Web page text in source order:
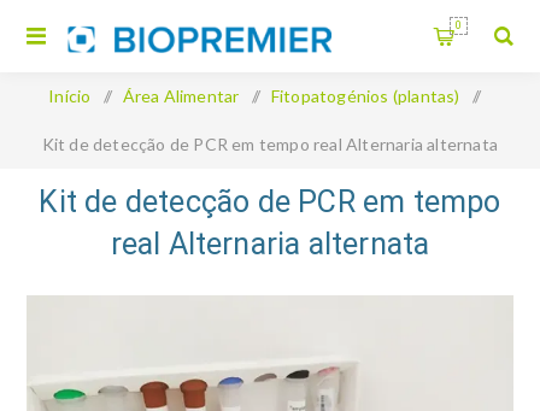
0
Início / Área Alimentar / Fitopatogénios (plantas) /
Kit de detecção de PCR em tempo real Alternaria alternata
Kit de detecção de PCR em tempo
real Alternaria alternata